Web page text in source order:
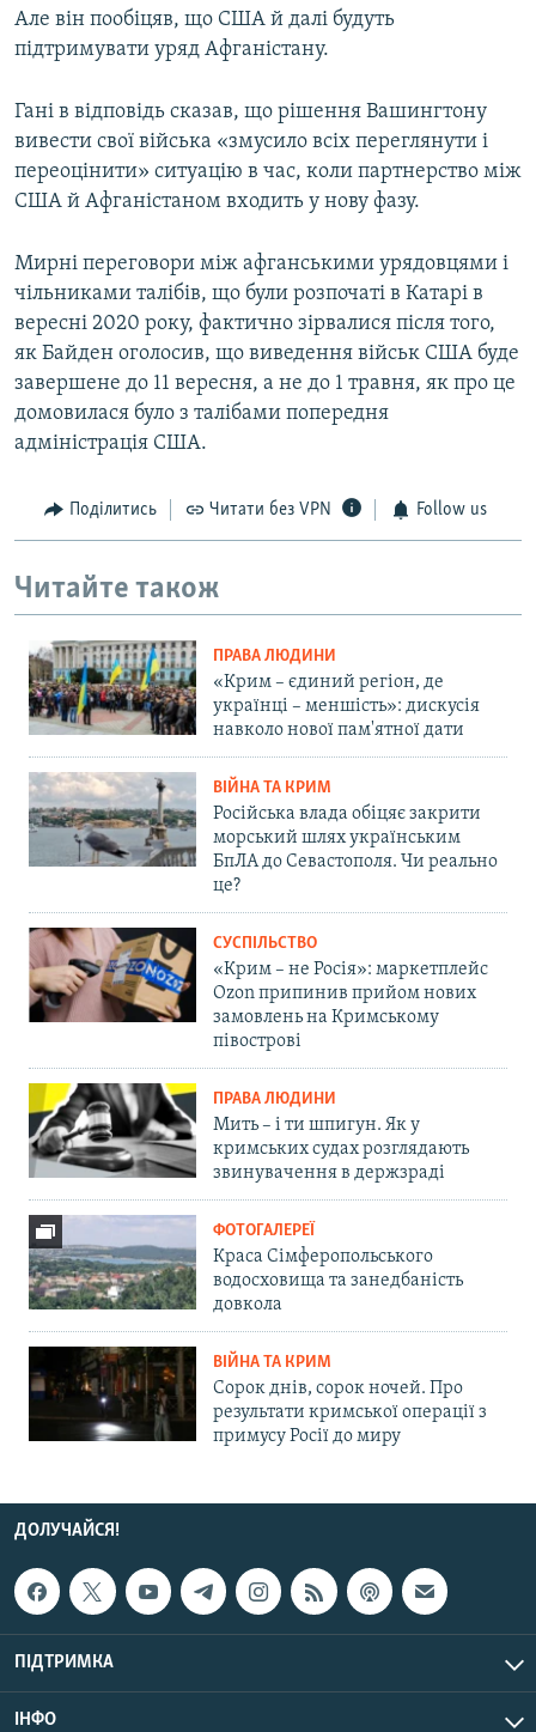
Але він пообіцяв, що США й далі будуть
підтримувати уряд Афганістану.
Гані в відповідь сказав, що рішення Вашингтону
вивести свої війська «змусило всіх переглянути і
переоцінити» ситуацію в час, коли партнерство між
США й Афганістаном входить у нову фазу.
Мирні переговори між афганськими урядовцями і
чільниками талібів, що були розпочаті в Катарі в
вересні 2020 року, фактично зірвалися після того,
як Байден оголосив, що виведення військ США буде
завершене до 11 вересня, а не до 1 травня, як про це
домовилася було з талібами попередня
адміністрація США.
Поділитись Читати без VPN Follow us
Читайте також
ПРАВА ЛЮДИНИ
«Крим – єдиний регіон, де
українці – меншість»: дискусія
навколо нової пам'ятної дати
ВІЙНА ТА КРИМ
Російська влада обіцяє закрити
морський шлях українським
БпЛА до Севастополя. Чи реально
це?
СУСПІЛЬСТВО
«Крим – не Росія»: маркетплейс
Ozon припинив прийом нових
замовлень на Кримському
півострові
ПРАВА ЛЮДИНИ
Мить – і ти шпигун. Як у
кримських судах розглядають
звинувачення в держзраді
ФОТОГАЛЕРЕЇ
Краса Сімферопольського
водосховища та занедбаність
довкола
ВІЙНА ТА КРИМ
Сорок днів, сорок ночей. Про
результати кримської операції з
примусу Росії до миру
ДОЛУЧАЙСЯ!
ПІДТРИМКА
ІНФО